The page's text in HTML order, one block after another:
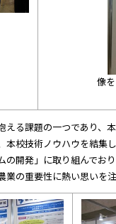
像
える課題の一つであり、
本校技術ノウハウを結集
の開発」に取り組んでお
業の重要性に熱い思いを